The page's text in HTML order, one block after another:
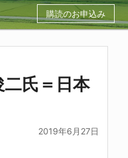
購読のお申込み
氏＝日本
2019年6月27日